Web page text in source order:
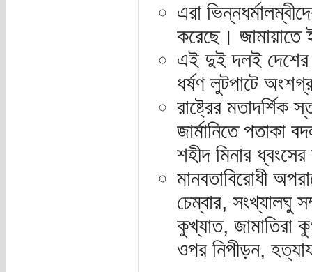
এরা
করেছে।
এই দুই দলই দেশের
ধর্ষণ লুটপাটে
রাষ্ট্রের
জার্মানিতে পতাকা
শহীদ মিনার
মানবতাবিরোধী
চেম্বার, সংখ্যালঘু
কুখ্যাত, জামাতিরা
ওপর নিপীড়ন,